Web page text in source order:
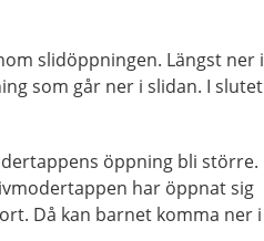
slidöppningen. Längst ner i
som går ner i slidan. I slutet
öppning bli större.
har öppnat sig
Då kan barnet komma ner i